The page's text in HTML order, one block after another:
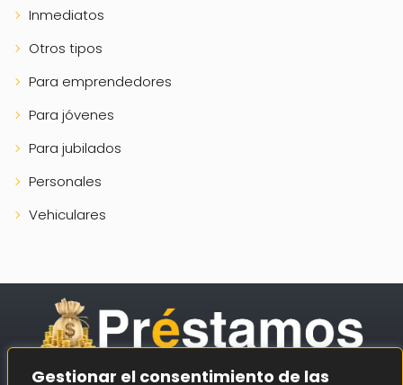
Gestionar el consentimiento de las
Inmediatos
Otros tipos
Para emprendedores
Para jóvenes
Para jubilados
Personales
Vehiculares